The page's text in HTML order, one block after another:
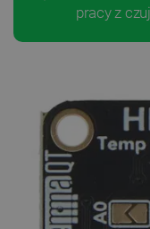
pracy z